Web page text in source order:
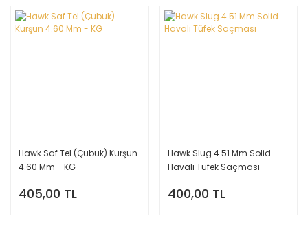
Hawk Saf Tel (Çubuk) Kurşun
4.60 Mm - KG
405,00 TL
Hawk Slug 4.51 Mm Solid
Havalı Tüfek Saçması
400,00 TL